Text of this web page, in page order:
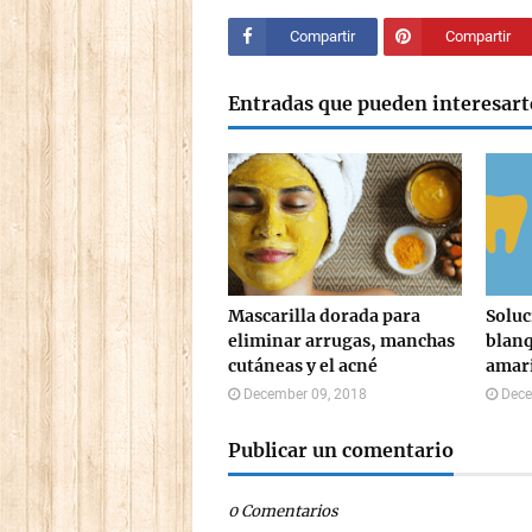
Compartir Compartir
Entradas que pueden
Mascarilla dorada para
eliminar arrugas, manchas
cutáneas y el acné
December 09, 2018
Publicar un comentario
0 Comentarios